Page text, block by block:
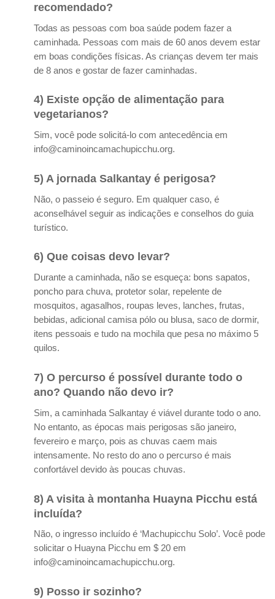
recomendado?
Todas as pessoas com boa saúde podem fazer a
caminhada. Pessoas com mais de 60 anos devem estar
em boas condições físicas. As crianças devem ter mais
de 8 anos e gostar de fazer caminhadas.
4) Existe opção de alimentação para
vegetarianos?
Sim, você pode solicitá-lo com antecedência em
info@caminoincamachupicchu.org.
5) A jornada Salkantay é perigosa?
Não, o passeio é seguro. Em qualquer caso, é
aconselhável seguir as indicações e conselhos do guia
turístico.
6) Que coisas devo levar?
Durante a caminhada, não se esqueça: bons sapatos,
poncho para chuva, protetor solar, repelente de
mosquitos, agasalhos, roupas leves, lanches, frutas,
bebidas, adicional camisa pólo ou blusa, saco de dormir,
itens pessoais e tudo na mochila que pesa no máximo 5
quilos.
7) O percurso é possível durante todo o
ano? Quando não devo ir?
Sim, a caminhada Salkantay é viável durante todo o ano.
No entanto, as épocas mais perigosas são janeiro,
fevereiro e março, pois as chuvas caem mais
intensamente. No resto do ano o percurso é mais
confortável devido às poucas chuvas.
8) A visita à montanha Huayna Picchu está
incluída?
Não, o ingresso incluído é ‘Machupicchu Solo’. Você pode
solicitar o Huayna Picchu em $ 20 em
info@caminoincamachupicchu.org.
9) Posso ir sozinho?